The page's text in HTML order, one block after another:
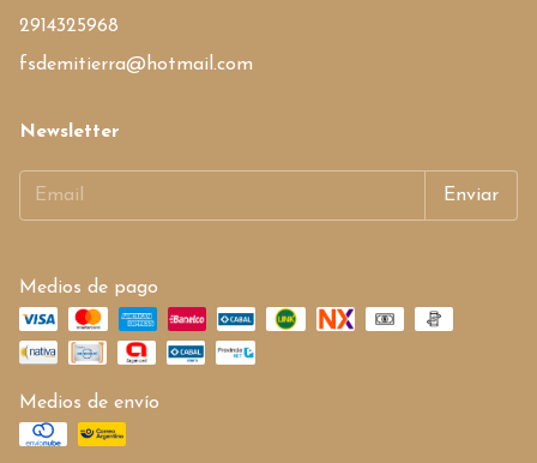
2914325968
fsdemitierra@hotmail.com
Newsletter
Medios de pago
Medios de envío